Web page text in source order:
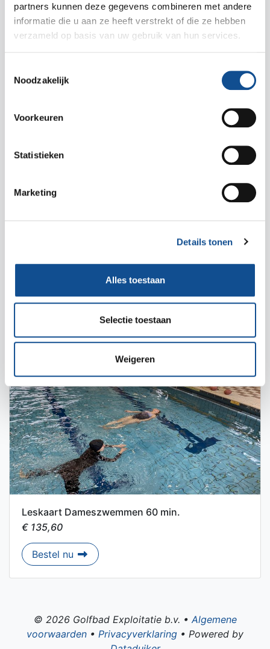
partners kunnen deze gegevens combineren met andere
informatie die u aan ze heeft verstrekt of die ze hebben
verzameld op basis van uw gebruik van hun services.
Noodzakelijk
Voorkeuren
Statistieken
Marketing
Details tonen
Alles toestaan
Selectie toestaan
Weigeren
Dames zwemmen 1/2 jaar
€ 104,00
Leskaart Dameszwemmen 60 min.
€ 135,60
Bestel nu Leskaart Dameszwemmen 60 min.
© 2026 Golfbad Exploitatie b.v. •Algemene
voorwaarden • Privacyverklaring • Powered by